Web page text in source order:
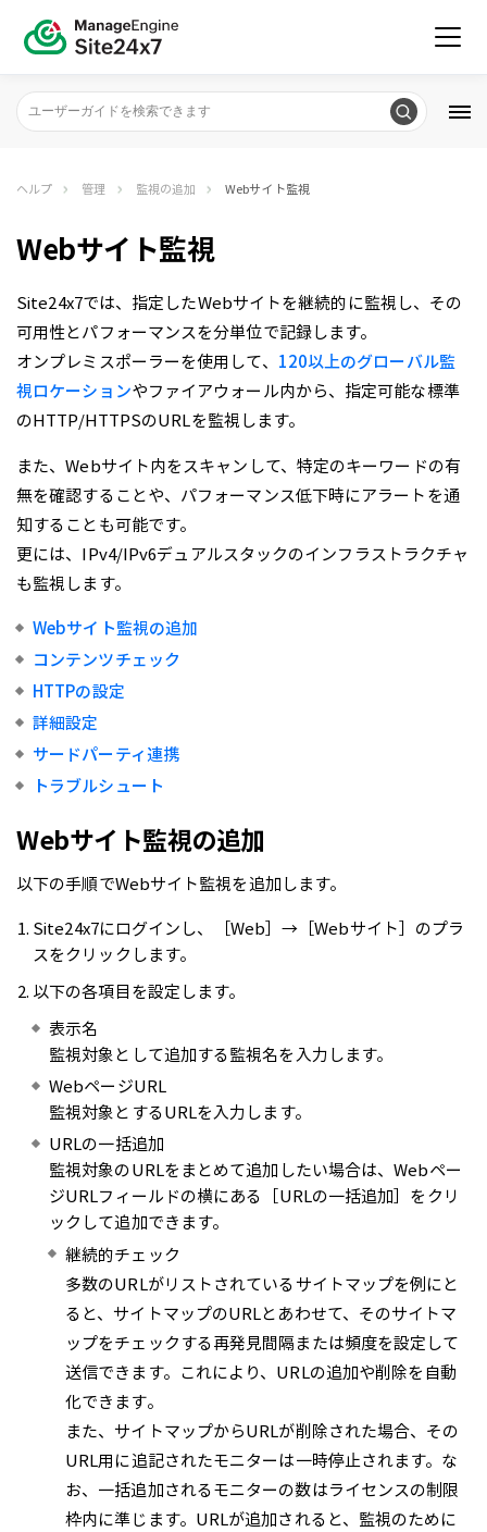
ヘルプ 管理 監視の追加 Webサイト監視
Webサイト監視
Site24x7では、指定したWebサイトを継続的に監視し、その
可用性とパフォーマンスを分単位で記録します。
オンプレミスポーラーを使用して、 120以上のグローバル監
視ロケーションやファイアウォール内から、指定可能な標準
のHTTP/HTTPSのURLを監視します。
また、Webサイト内をスキャンして、特定のキーワードの有
無を確認することや、パフォーマンス低下時にアラートを通
知することも可能です。
更には、IPv4/IPv6デュアルスタックのインフラストラクチャ
も監視します。
Webサイト監視の追加
コンテンツチェック
HTTPの設定
詳細設定
サードパーティ連携
トラブルシュート
Webサイト監視の追加
以下の手順でWebサイト監視を追加します。
Site24x7にログインし、［Web］→［Webサイト］のプラ
スをクリックします。
以下の各項目を設定します。
表示名
監視対象として追加する監視名を入力します。
WebページURL
監視対象とするURLを入力します。
URLの一括追加
監視対象のURLをまとめて追加したい場合は、Webペー
ジURLフィールドの横にある［URLの一括追加］をクリ
ックして追加できます。
継続的チェック
多数のURLがリストされているサイトマップを例にと
ると、サイトマップのURLとあわせて、そのサイトマ
ップをチェックする再発見間隔または頻度を設定して
送信できます。これにより、URLの追加や削除を自動
化できます。
また、サイトマップからURLが削除された場合、その
URL用に追記されたモニターは一時停止されます。な
お、一括追加されるモニターの数はライセンスの制限
枠内に準じます。URLが追加されると、監視のために